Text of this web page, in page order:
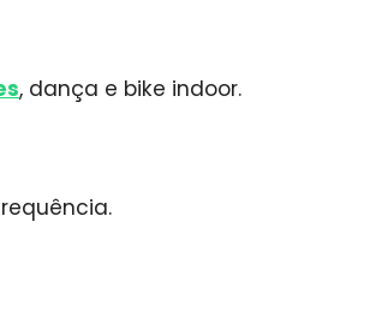
, dança e bike indoor.